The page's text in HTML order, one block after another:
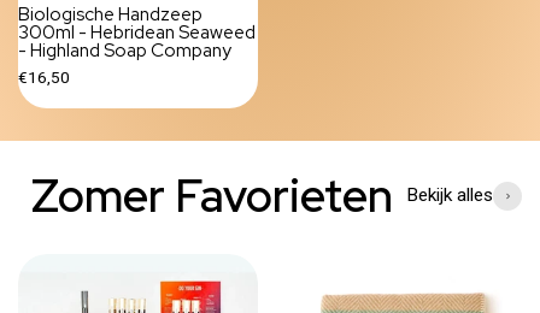
Biologische Handzeep
300ml - Hebridean Seaweed
- Highland Soap Company
€16,50
Zomer Favorieten Bekijk alles